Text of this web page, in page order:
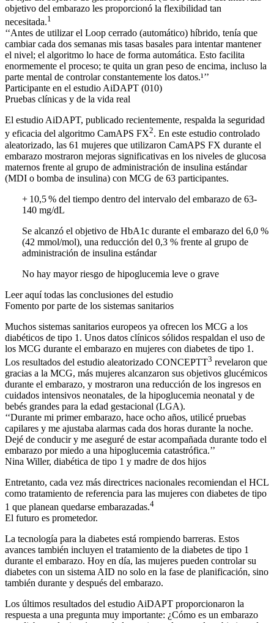
objetivo del embarazo les proporcionó la flexibilidad tan
necesitada.1
‘‘Antes de utilizar el Loop cerrado (automático) híbrido, tenía que
cambiar cada dos semanas mis tasas basales para intentar mantener
el nivel; el algoritmo lo hace de forma automática. Esto facilita
enormemente el proceso; te quita un gran peso de encima, incluso la
parte mental de controlar constantemente los datos.¹’’
Participante en el estudio AiDAPT (010)
Pruebas clínicas y de la vida real
El estudio AiDAPT, publicado recientemente, respalda la seguridad
y eficacia del algoritmo CamAPS FX2. En este estudio controlado
aleatorizado, las 61 mujeres que utilizaron CamAPS FX durante el
embarazo mostraron mejoras significativas en los niveles de glucosa
maternos frente al grupo de administración de insulina estándar
(MDI o bomba de insulina) con MCG de 63 participantes.
+ 10,5 % del tiempo dentro del intervalo del embarazo de 63-
140 mg/dL
Se alcanzó el objetivo de HbA1c durante el embarazo del 6,0 %
(42 mmol/mol), una reducción del 0,3 % frente al grupo de
administración de insulina estándar
No hay mayor riesgo de hipoglucemia leve o grave
Leer aquí todas las conclusiones del estudio
Fomento por parte de los sistemas sanitarios
Muchos sistemas sanitarios europeos ya ofrecen los MCG a los
diabéticos de tipo 1. Unos datos clínicos sólidos respaldan el uso de
los MCG durante el embarazo en mujeres con diabetes de tipo 1.
Los resultados del estudio aleatorizado CONCEPTT3 revelaron que
gracias a la MCG, más mujeres alcanzaron sus objetivos glucémicos
durante el embarazo, y mostraron una reducción de los ingresos en
cuidados intensivos neonatales, de la hipoglucemia neonatal y de
bebés grandes para la edad gestacional (LGA).
‘‘Durante mi primer embarazo, hace ocho años, utilicé pruebas
capilares y me ajustaba alarmas cada dos horas durante la noche.
Dejé de conducir y me aseguré de estar acompañada durante todo el
embarazo por miedo a una hipoglucemia catastrófica.’’
Nina Willer, diabética de tipo 1 y madre de dos hijos
Entretanto, cada vez más directrices nacionales recomiendan el HCL
como tratamiento de referencia para las mujeres con diabetes de tipo
1 que planean quedarse embarazadas.4
El futuro es prometedor.
La tecnología para la diabetes está rompiendo barreras. Estos
avances también incluyen el tratamiento de la diabetes de tipo 1
durante el embarazo. Hoy en día, las mujeres pueden controlar su
diabetes con un sistema AID no solo en la fase de planificación, sino
también durante y después del embarazo.
Los últimos resultados del estudio AiDAPT proporcionaron la
respuesta a una pregunta muy importante: ¿Cómo es un embarazo